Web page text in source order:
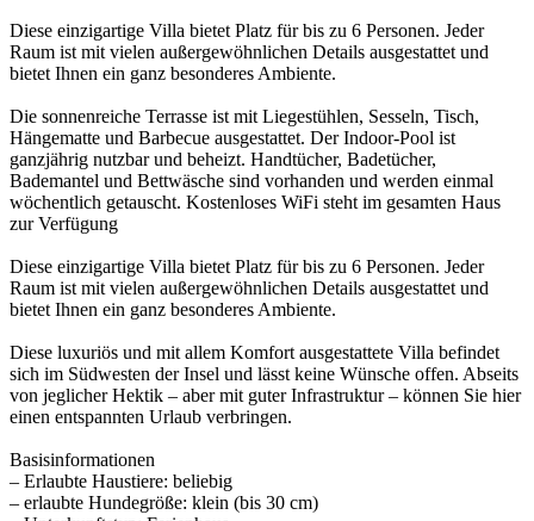
Diese einzigartige Villa bietet Platz für bis zu 6 Personen. Jeder
Raum ist mit vielen außergewöhnlichen Details ausgestattet und
bietet Ihnen ein ganz besonderes Ambiente.
Die sonnenreiche Terrasse ist mit Liegestühlen, Sesseln, Tisch,
Hängematte und Barbecue ausgestattet. Der Indoor-Pool ist
ganzjährig nutzbar und beheizt. Handtücher, Badetücher,
Bademantel und Bettwäsche sind vorhanden und werden einmal
wöchentlich getauscht. Kostenloses WiFi steht im gesamten Haus
zur Verfügung
Diese einzigartige Villa bietet Platz für bis zu 6 Personen. Jeder
Raum ist mit vielen außergewöhnlichen Details ausgestattet und
bietet Ihnen ein ganz besonderes Ambiente.
Diese luxuriös und mit allem Komfort ausgestattete Villa befindet
sich im Südwesten der Insel und lässt keine Wünsche offen. Abseits
von jeglicher Hektik – aber mit guter Infrastruktur – können Sie hier
einen entspannten Urlaub verbringen.
Basisinformationen
– Erlaubte Haustiere: beliebig
– erlaubte Hundegröße: klein (bis 30 cm)